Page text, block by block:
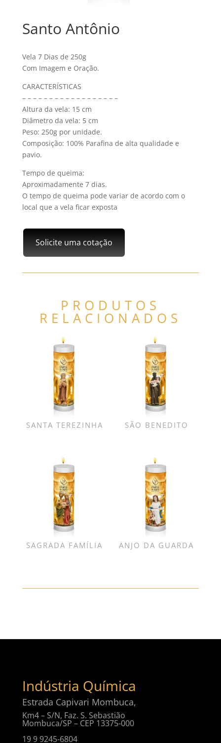
Santo Antônio
Vela 7 Dias de 250g
Com Imagem e Oração.
CARACTERÍSTICAS
– – – – – – – – – – – – – – – – – –
Altura da vela: 15 cm
Diâmetro da vela: 5 cm
Peso: 250g por unidade.
Composição: 100% Parafina de alta qualidade e
pavio.
Tempo de queima:
Aproximadamente 7 dias.
O tempo de queima pode variar de acordo com o
local que a vela ficar exposta
Solicite uma cotação
PRODUTOS
RELACIONADOS
SANTA TEREZINHA SÃO BENEDITO
SAGRADA FAMÍLIA ANJO DA GUARDA
Indústria Química
Estrada Capivari Mombuca,
Km4 – S/N, Faz. S. Sebastião
Mombuca/SP – CEP 13375-000
19 9 9245-6804